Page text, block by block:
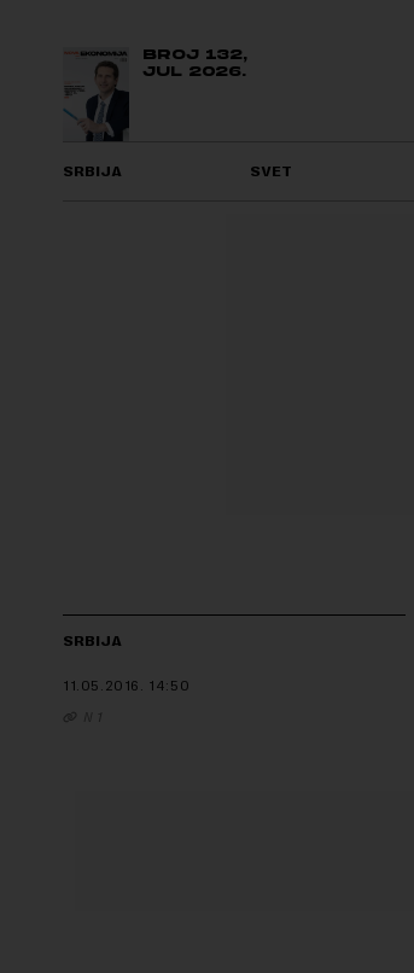
BROJ 132,
JUL 2026.
SRBIJA SVET
SRBIJA
11.05.2016. 14:50
N 1